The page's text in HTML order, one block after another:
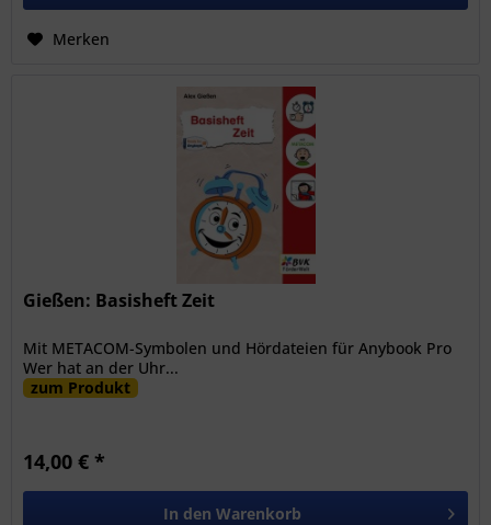
Merken
Gießen: Basisheft Zeit
Mit METACOM-Symbolen und Hördateien für Anybook Pro
Wer hat an der Uhr...
zum Produkt
14,00 € *
In den Warenkorb